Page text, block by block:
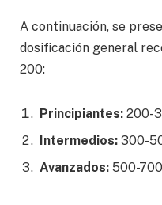
A continuación, se
dosificación general
200:
Principiantes: 200-
Intermedios: 300-
Avanzados: 500-